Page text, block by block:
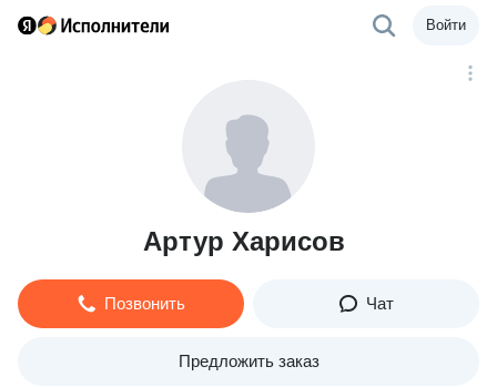
Войти
Артур Харисов
Позвонить Чат
Предложить заказ